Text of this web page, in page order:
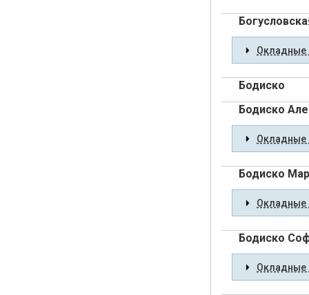
Окладные
Бодиско
Бодиско
Окладные
Бодиско
Окладные
Бодиско
Окладные